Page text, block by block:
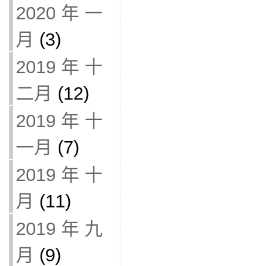
2020 年 一
月 (3)
2019 年 十
二月 (12)
2019 年 十
一月 (7)
2019 年 十
月 (11)
2019 年 九
月 (9)